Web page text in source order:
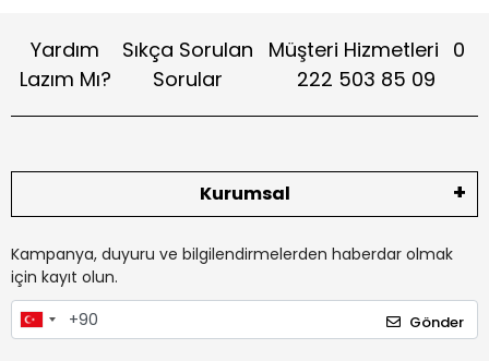
Yardım
Lazım Mı?
Sıkça Sorulan
Sorular
Müşteri Hizmetleri 0
222 503 85 09
Kurumsal
Kampanya, duyuru ve bilgilendirmelerden haberdar olmak
için kayıt olun.
Gönder